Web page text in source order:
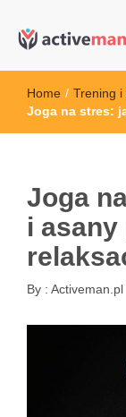
active
sportowym
Home / Trening i
Joga na stres:
Joga
i asany
By : Activeman.pl